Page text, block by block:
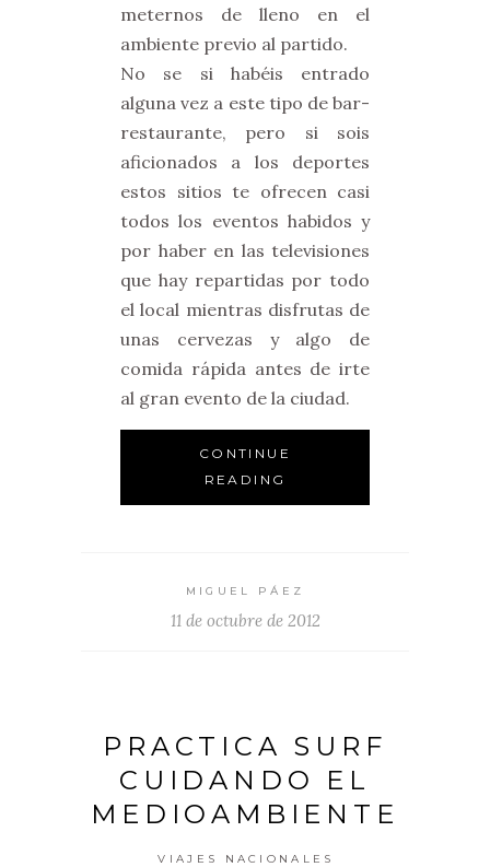
meternos de lleno en el
ambiente previo al partido.
No se si habéis entrado
alguna vez a este tipo de bar-
restaurante, pero si sois
aficionados a los deportes
estos sitios te ofrecen casi
todos los eventos habidos y
por haber en las televisiones
que hay repartidas por todo
el local mientras disfrutas de
unas cervezas y algo de
comida rápida antes de irte
al gran evento de la ciudad.
CONTINUE
READING
MIGUEL PÁEZ
11 de octubre de 2012
PRACTICA SURF
CUIDANDO EL
MEDIOAMBIENTE
VIAJES NACIONALES